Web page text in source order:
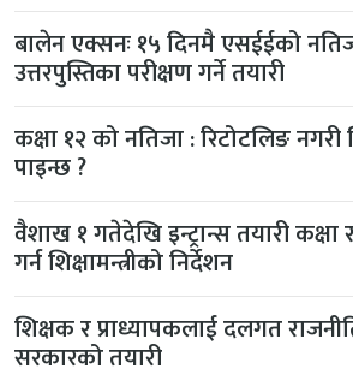
बालेन एक्सनः १५ दिनमै एसईईको
उत्तरपुस्तिका परीक्षण गर्ने तयारी
कक्षा १२ को नतिजा : रिटोटलिङ
पाइन्छ ?
वैशाख १ गतेदेखि इन्ट्रान्स तयारी कक्षा
गर्न शिक्षामन्त्रीको निर्देशन
शिक्षक र प्राध्यापकलाई दलगत
सरकारको तयारी